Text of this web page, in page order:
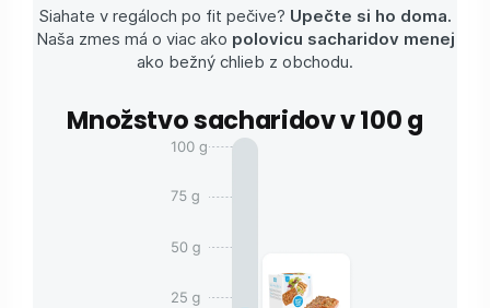
Siahate v regáloch po fit pečive? Upečte si ho doma.
Naša zmes má o viac ako polovicu sacharidov menej
ako bežný chlieb z obchodu.
Množstvo sacharidov v 100 g